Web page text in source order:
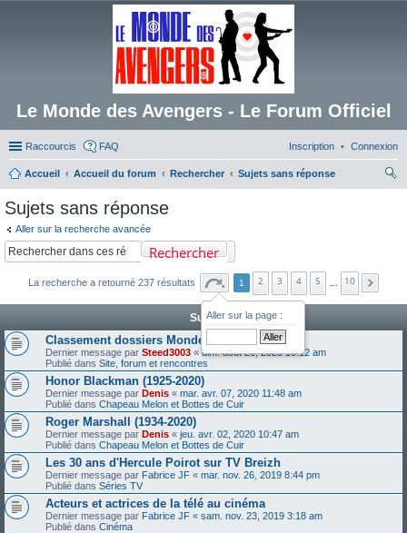
Le Monde des Avengers - Le Forum Officiel
Raccourcis FAQ Connexion
Inscription
Accueil Accueil du forum Rechercher
Sujets sans réponse
Sujets sans réponse
Aller sur la recherche avancée
Rechercher
La recherche a retourné 237 résultats
Aller sur la page :
1 2 3 4 5 10
Sujets
Classement dossiers Monde des Avengers
Dernier message par Steed3003 «dim. août 20, 2023 10:12 am
Publié dans Site, forum et rencontres
Honor Blackman (1925-2020)
Dernier message par Denis « mar. avr. 07, 2020 11:48 am
Publié dans Chapeau Melon et Bottes de Cuir
Roger Marshall (1934-2020)
Dernier message par Denis « jeu. avr. 02, 2020 10:47 am
Publié dans Chapeau Melon et Bottes de Cuir
Les 30 ans d'Hercule Poirot sur TV Breizh
Dernier message par Fabrice JF « mar. nov. 26, 2019 8:44 pm
Publié dans Séries TV
Acteurs et actrices de la télé au cinéma
Dernier message par Fabrice JF « sam. nov. 23, 2019 3:18 am
Publié dans Cinéma